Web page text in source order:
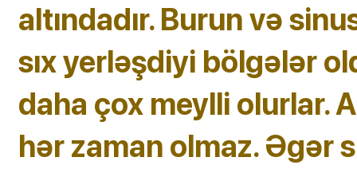
altındadır. Burun və
sıx yerləşdiyi bölgələr
daha çox meylli olurlar.
hər zaman olmaz. Əgər